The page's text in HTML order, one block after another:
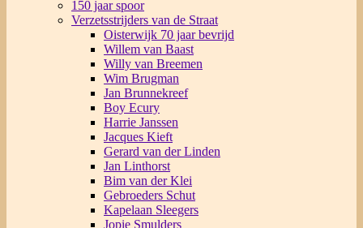
150 jaar spoor
Verzetsstrijders van de Straat
Oisterwijk 70 jaar bevrijd
Willem van Baast
Willy van Breemen
Wim Brugman
Jan Brunnekreef
Boy Ecury
Harrie Janssen
Jacques Kieft
Gerard van der Linden
Jan Linthorst
Bim van der Klei
Gebroeders Schut
Kapelaan Sleegers
Jopie Smulders